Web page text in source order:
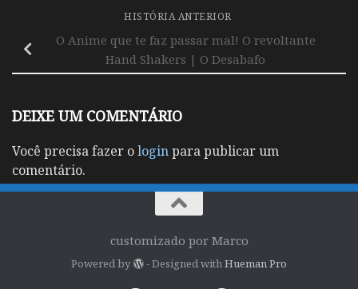
HISTÓRIA ANTERIOR
O Anime que te faz passar mal! O revoltante
Hand Shakers | O Desabafo
DEIXE UM COMENTÁRIO
Você precisa fazer ologinpara publicar um
comentário.
customizado por Marco
Powered by - Designed with Hueman Pro